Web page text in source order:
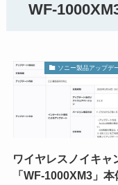
WF-
ソニー製品アップデ
ワイヤレスノイキャ
「WF-1000XM3」本